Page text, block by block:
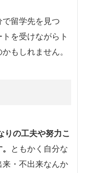
留学先を見つ
を受けながらト
もしれません。
りの工夫や努力こ
ともかく自分な
・不出来なんか